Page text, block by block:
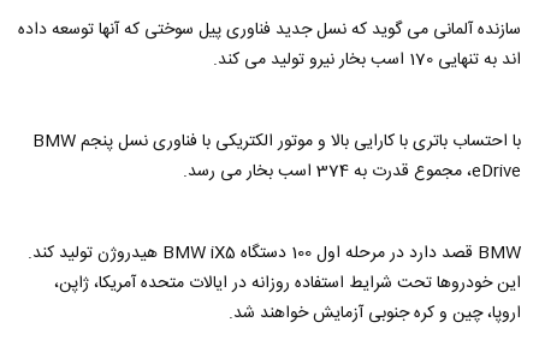
سازنده آلمانی می گوید که نسل جدید فناوری پیل سوختی که آنها توسعه داده
اند به تنهایی 170 اسب بخار نیرو تولید می کند.
با احتساب باتری با کارایی بالا و موتور الکتریکی با فناوری نسل پنجم BMW
eDrive، مجموع قدرت به 374 اسب بخار می رسد.
BMW قصد دارد در مرحله اول 100 دستگاه BMW iX5 هیدروژن تولید کند.
این خودروها تحت شرایط استفاده روزانه در ایالات متحده آمریکا، ژاپن،
اروپا، چین و کره جنوبی آزمایش خواهند شد.